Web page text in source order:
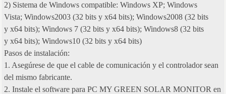
2) Sistema de Windows compatible: Windows XP; Windows
Vista; Windows2003 (32 bits y x64 bits); Windows2008 (32 bits
y x64 bits); Windows 7 (32 bits y x64 bits); Windows8 (32 bits
y x64 bits); Windows10 (32 bits y x64 bits)
Pasos de instalación:
1. Asegúrese de que el cable de comunicación y el controlador sean
del mismo fabricante.
2. Instale el software para PC MY GREEN SOLAR MONITOR en